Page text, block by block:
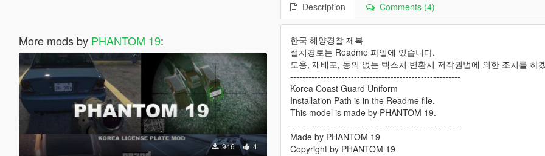
More mods by PHANTOM 19:
946 4
Description Comments (4)
한국 해양경찰 제복
설치경로는 Readme 파일에 있습니다.
도용, 재배포, 동의 없는 텍스처 변환시 저작권법에 의한 조치를 하
--------------------------------------------------------
Korea Coast Guard Uniform
Installation Path is in the Readme file.
This model is made by PHANTOM 19.
--------------------------------------------------------
Made by PHANTOM 19
Copyright by PHANTOM 19